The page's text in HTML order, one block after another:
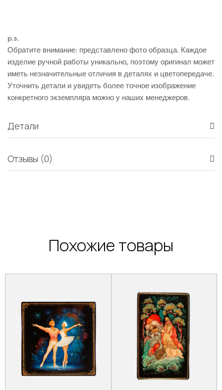
p.s.
Обратите внимание: представлено фото образца. Каждое
изделие ручной работы уникально, поэтому оригинал может
иметь незначительные отличия в деталях и цветопередаче.
Уточнить детали и увидеть более точное изображение
конкретного экземпляра можно у наших менеджеров.
Детали
Отзывы (0)
Похожие товары